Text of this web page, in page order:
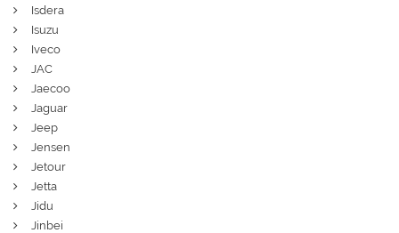
Isdera
Isuzu
Iveco
JAC
Jaecoo
Jaguar
Jeep
Jensen
Jetour
Jetta
Jidu
Jinbei